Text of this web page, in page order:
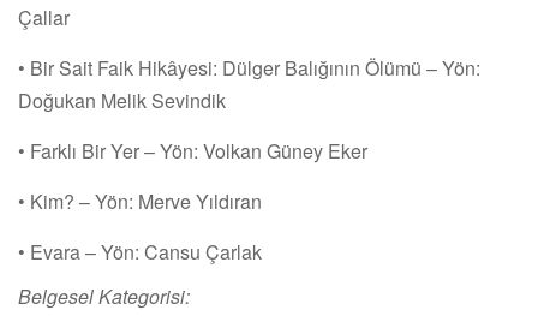
Çallar
• Bir Sait Faik Hikâyesi: Dülger Balığının Ölümü – Yön:
Doğukan Melik Sevindik
• Farklı Bir Yer – Yön: Volkan Güney Eker
• Kim? – Yön: Merve Yıldıran
• Evara – Yön: Cansu Çarlak
Belgesel Kategorisi: